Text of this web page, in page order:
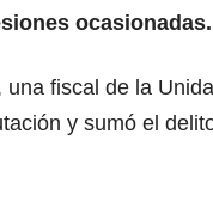
ocasionadas.
una fiscal de la
y sumó el